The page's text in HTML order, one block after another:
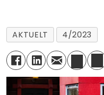
AKTUELT 4/2023